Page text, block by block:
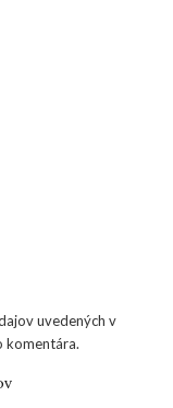
uvedených v
komentára.